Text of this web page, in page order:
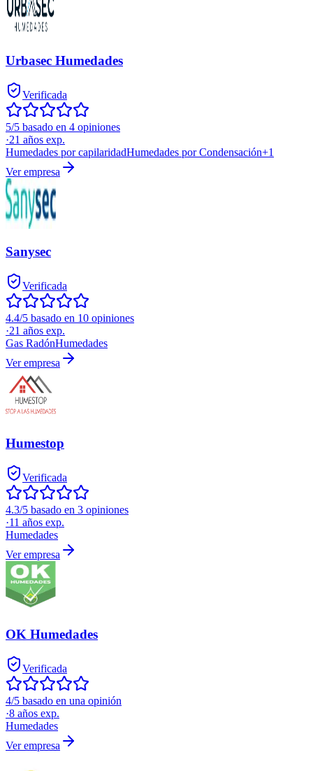
Urbasec Humedades
Verificada
5/5 basado en 4 opiniones
·21 años exp.
Humedades por capilaridadHumedades por Condensación+1
Ver empresa
Sanysec
Verificada
4.4/5 basado en 10 opiniones
·21 años exp.
Gas RadónHumedades
Ver empresa
Humestop
Verificada
4.3/5 basado en 3 opiniones
·11 años exp.
Humedades
Ver empresa
OK Humedades
Verificada
4/5 basado en una opinión
·8 años exp.
Humedades
Ver empresa